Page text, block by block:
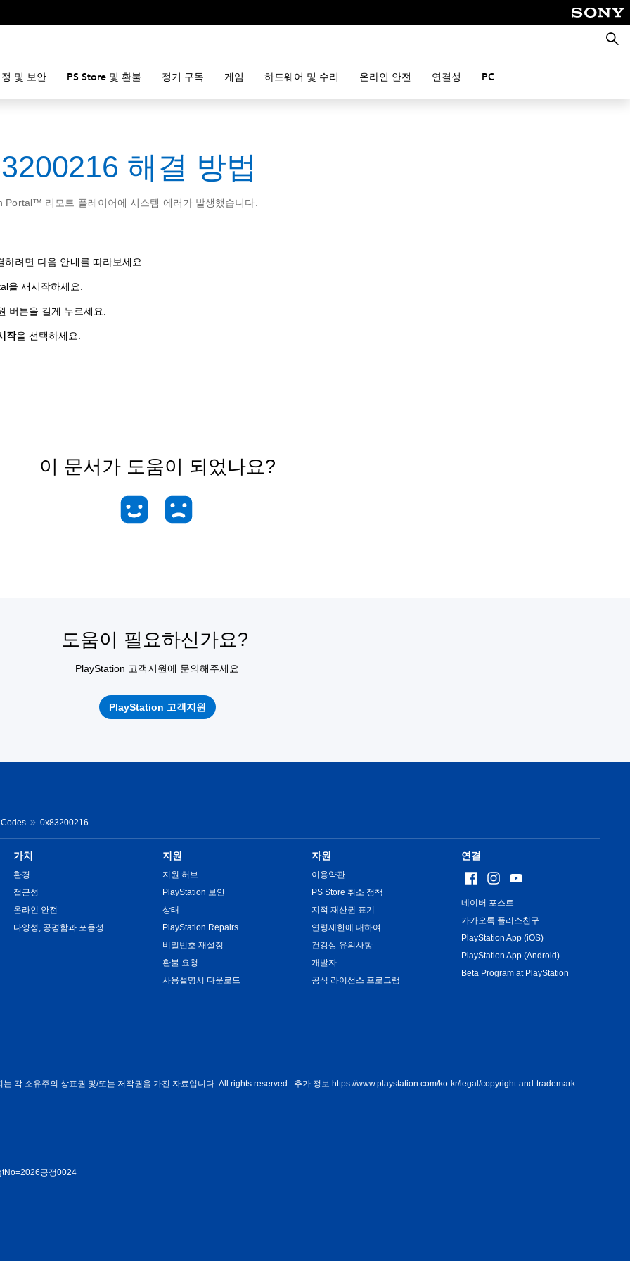
검
색
및 보안 PS Store 및 환불 정기 구독 게임 하드웨어 및 수리 온라인 안전 연결성 PC
해결 방법
Portal™ 리모트 플레이어에 시스템 에러가 발생했습니다.
하려면 다음 안내를 따라보세요.
을 재시작하세요.
버튼을 길게 누르세요.
작을 선택하세요.
이 문서가 도움이 되었나요?
도움이 필요하신가요?
PlayStation 고객지원에 문의해주세요
PlayStation 고객지원
0x83200216
가치
환경
접근성
온라인 안전
다양성, 공평함과 포용성
지원
지원 허브
PlayStation 보안
상태
PlayStation Repairs
비밀번호 재설정
환불 요청
사용설명서 다운로드
자원
이용약관
PS Store 취소 정책
지적 재산권 표기
연령제한에 대하여
건강상 유의사항
개발자
공식 라이선스 프로그램
연결
네이버 포스트
카카오톡 플러스친구
PlayStation App (iOS)
PlayStation App (Android)
Beta Program at PlayStation
각 소유주의 상표권 및/또는 저작권을 가진 자료입니다. All rights reserved. 추가 정보:https://www.playstation.com/ko-kr/legal/copyright-and-trademark-
공정0024